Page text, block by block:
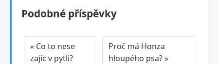
Podobné příspěvky
« Co to nese
zajíc v pytli?
Proč má Honza
hloupého psa? »